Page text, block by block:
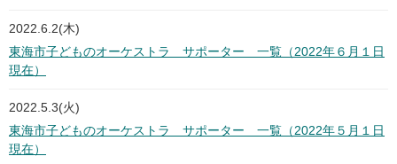
2022.6.2(木)
東海市子どものオーケストラ サポーター 一覧（2022年６月１日
現在）
2022.5.3(火)
東海市子どものオーケストラ サポーター 一覧（2022年５月１日
現在）